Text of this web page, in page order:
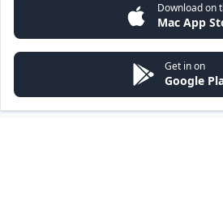
Download on
Mac App
Get in on
Google